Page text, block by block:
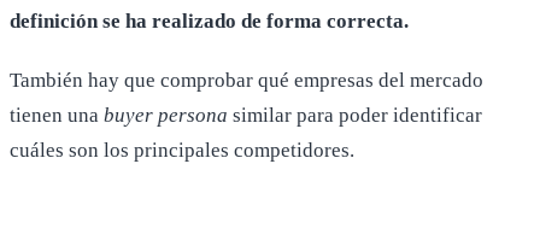
definición se ha realizado de forma correcta.
También hay que comprobar qué empresas del mercado
tienen una buyer persona similar para poder identificar
cuáles son los principales competidores.